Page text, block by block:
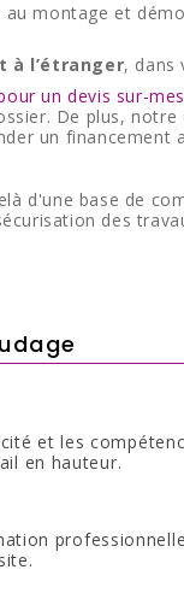
montage et
à l’étranger, dans
un devis sur-
De plus,
un financement
d'une base de
des
et les
en hauteur.